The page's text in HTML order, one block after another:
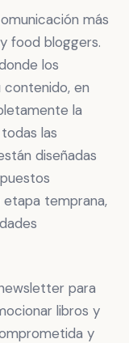
más
food bloggers.
los
en
la
las
diseñadas
temprana,
para
libros y
y